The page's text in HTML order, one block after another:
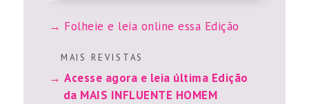
Folheie e leia online essa Edição
M A I S R E V I S T A S
Acesse agora e leia última Edição
da MAIS INFLUENTE HOMEM